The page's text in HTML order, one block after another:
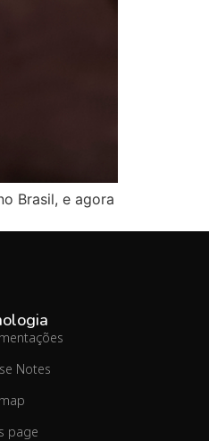
Brasil, e agora
Notes
page